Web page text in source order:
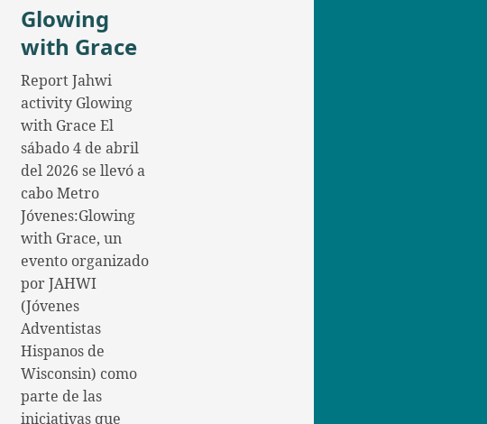
Glowing
with Grace
Report Jahwi
activity Glowing
with Grace El
sábado 4 de abril
del 2026 se llevó a
cabo Metro
Jóvenes:Glowing
with Grace, un
evento organizado
por JAHWI
(Jóvenes
Adventistas
Hispanos de
Wisconsin) como
parte de las
iniciativas que